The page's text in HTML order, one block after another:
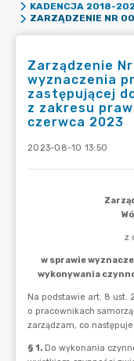
KADENCJA 2018-
Zarządzenie
wyznaczenia
zastępującej
z zakresu
czerwca 2023
2023-08-10 13:50